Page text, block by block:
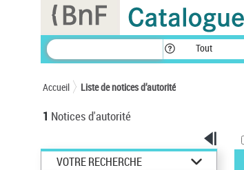
Tout
Accueil Liste de notices d’autorité
1 Notices d'autorité
VOTRE RECHERCHE
Panneau de gestion des cookies